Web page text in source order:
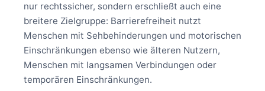
nur rechtssicher, sondern erschließt auch eine
breitere Zielgruppe: Barrierefreiheit nutzt
Menschen mit Sehbehinderungen und motorischen
Einschränkungen ebenso wie älteren Nutzern,
Menschen mit langsamen Verbindungen oder
temporären Einschränkungen.